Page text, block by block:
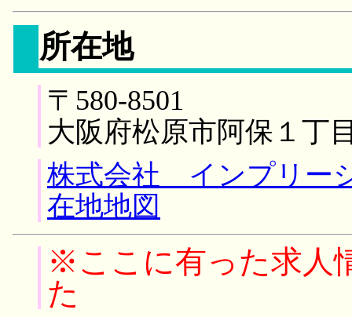
所在地
〒580-8501
大阪府松原市阿保１丁
株式会社 インプリー
在地地図
※ここに有った求人
た